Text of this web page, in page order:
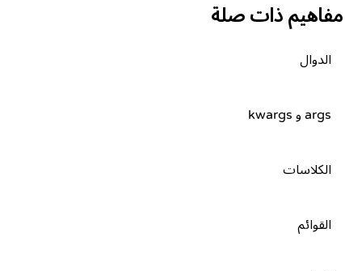
مفاهيم ذات صلة
الدوال
args و kwargs
الكلاسات
القوائم